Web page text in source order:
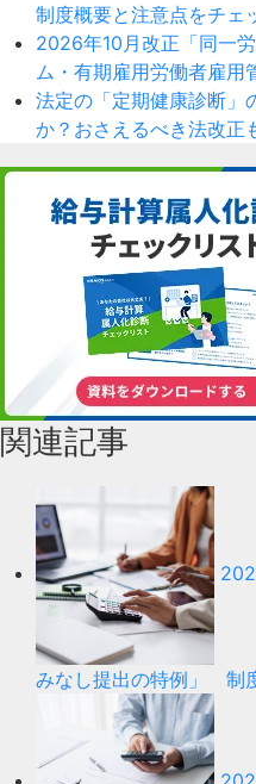
制度概要と注意点をチェ
2026年10月改正「同一
ム・有期雇用労働者雇用
法定の「定期健康診断」
か？おさえるべき法改正
関連記事
みなし提出の特例」 制